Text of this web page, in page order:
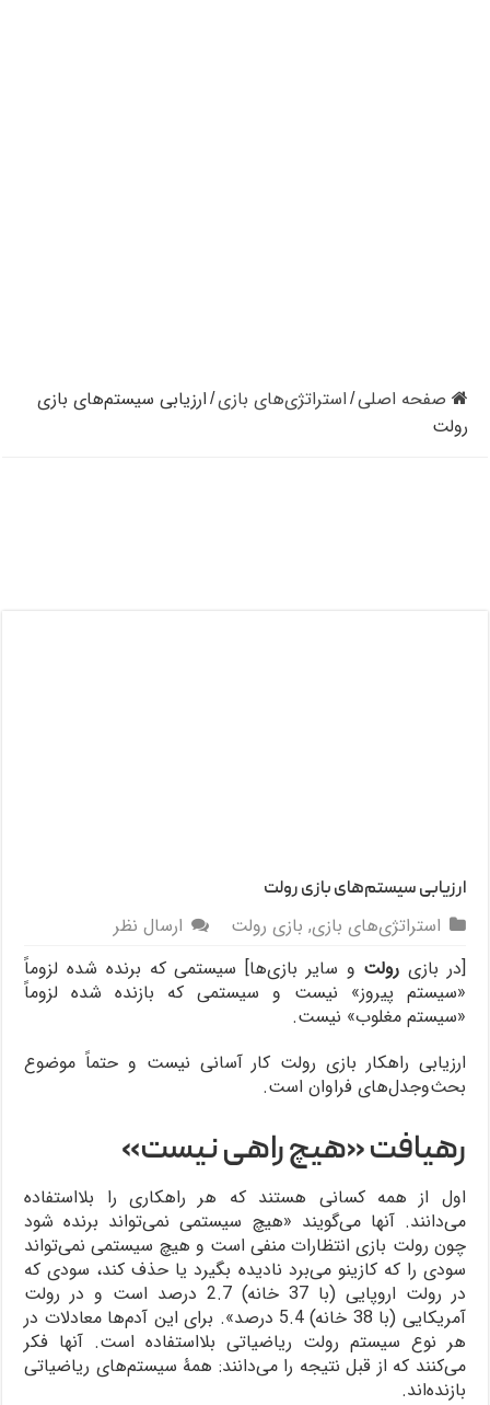
صفحه اصلی/ استراتژی‌های بازی/ ارزیابی سیستم‌های بازی
رولت
ارزیابی سیستم‌های بازی رولت
استراتژی‌های بازی, بازی رولت
ارسال نظر
[در بازی رولت و سایر بازی‌ها] سیستمی که برنده شده لزوماً
«سیستم پیروز» نیست و سیستمی که بازنده شده لزوماً
«سیستم مغلوب» نیست.
ارزیابی راهکار بازی رولت کار آسانی نیست و حتماً موضوع
بحث‌وجدل‌های فراوان است.
رهیافت «هیچ راهی نیست»
اول از همه کسانی هستند که هر راهکاری را بلااستفاده
می‌دانند. آنها می‌گویند «هیچ سیستمی نمی‌تواند برنده شود
چون رولت بازی انتظارات منفی است و هیچ سیستمی نمی‌تواند
سودی را که کازینو می‌برد نادیده بگیرد یا حذف کند، سودی که
در رولت اروپایی (با 37 خانه) 2.7 درصد است و در رولت
آمریکایی (با 38 خانه) 5.4 درصد». برای این آدم‌ها معادلات در
هر نوع سیستم رولت ریاضیاتی بلااستفاده است. آنها فکر
می‌کنند که از قبل نتیجه را می‌دانند: همۀ سیستم‌های ریاضیاتی
بازنده‌اند.